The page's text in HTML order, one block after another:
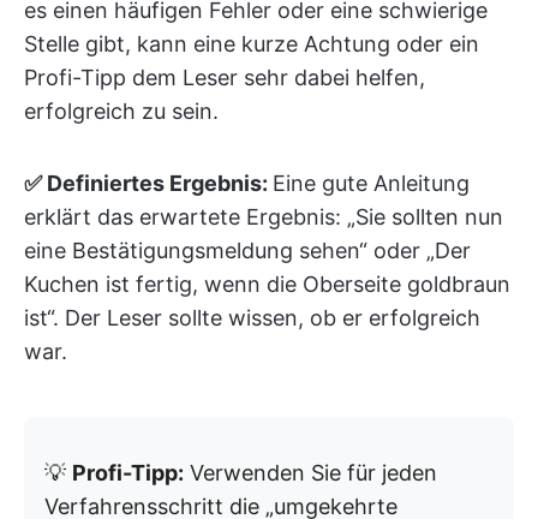
es einen häufigen Fehler oder eine schwierige
Stelle gibt, kann eine kurze Achtung oder ein
Profi-Tipp dem Leser sehr dabei helfen,
erfolgreich zu sein.
✅ Definiertes Ergebnis: Eine gute Anleitung
erklärt das erwartete Ergebnis: „Sie sollten nun
eine Bestätigungsmeldung sehen“ oder „Der
Kuchen ist fertig, wenn die Oberseite goldbraun
ist“. Der Leser sollte wissen, ob er erfolgreich
war.
💡 Profi-Tipp: Verwenden Sie für jeden
Verfahrensschritt die „umgekehrte